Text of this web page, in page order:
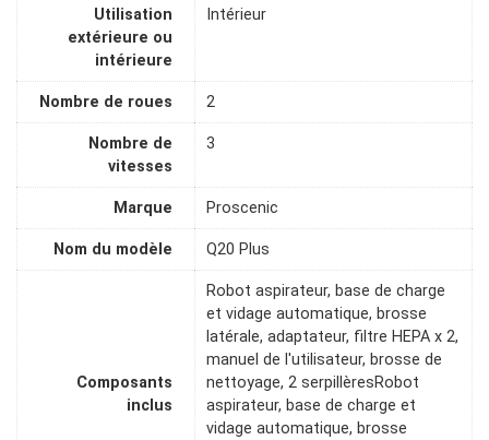
Utilisation
extérieure ou
intérieure
Intérieur
Nombre de roues 2
Nombre de
vitesses
3
Marque Proscenic
Nom du modèle Q20 Plus
Composants
inclus
Robot aspirateur, base de charge
et vidage automatique, brosse
latérale, adaptateur, filtre HEPA x 2,
manuel de l'utilisateur, brosse de
nettoyage, 2 serpillèresRobot
aspirateur, base de charge et
vidage automatique, brosse